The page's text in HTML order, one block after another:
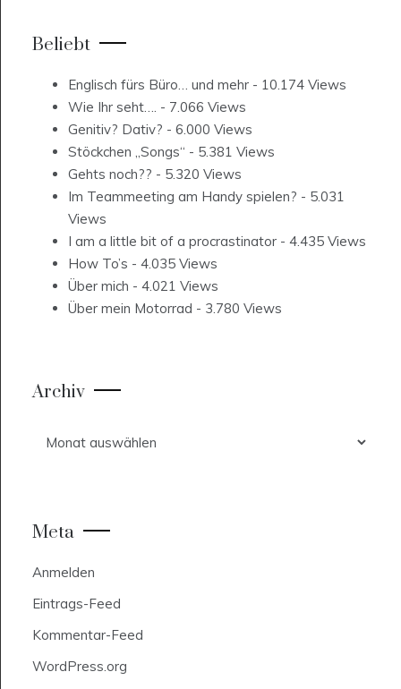
Beliebt
Englisch fürs Büro… und mehr - 10.174 Views
Wie Ihr seht…. - 7.066 Views
Genitiv? Dativ? - 6.000 Views
Stöckchen „Songs“ - 5.381 Views
Gehts noch?? - 5.320 Views
Im Teammeeting am Handy spielen? - 5.031
Views
I am a little bit of a procrastinator - 4.435 Views
How To’s - 4.035 Views
Über mich - 4.021 Views
Über mein Motorrad - 3.780 Views
Archiv
Meta
Anmelden
Eintrags-Feed
Kommentar-Feed
WordPress.org